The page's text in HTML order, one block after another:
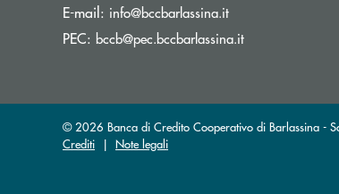
E-mail: info@bccbarlassina.it(si apre l’app di
PEC: bccb@pec.bccbarlassina.it(si apre l’app
© 2026 Banca di Credito Cooperativo di Barlassina -
Crediti | Note legali